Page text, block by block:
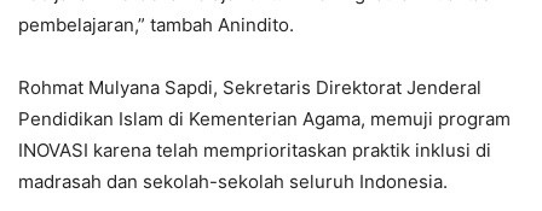
pembelajaran,” tambah Anindito.
Rohmat Mulyana Sapdi, Sekretaris Direktorat Jenderal
Pendidikan Islam di Kementerian Agama, memuji program
INOVASI karena telah memprioritaskan praktik inklusi di
madrasah dan sekolah-sekolah seluruh Indonesia.